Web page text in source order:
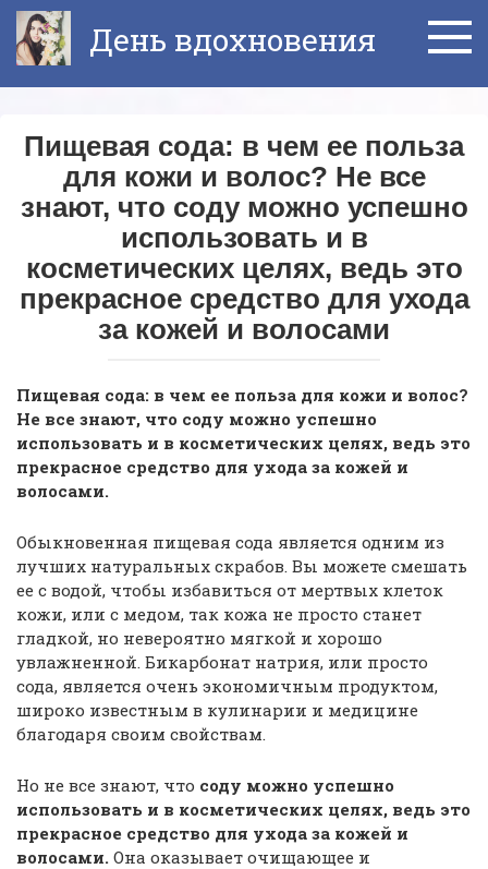
Перейти
контенту
День вдохновения
Пищевая сода: в чем ее польза
для кожи и волос? Не все
знают, что соду можно успешно
использовать и в
косметических целях, ведь это
прекрасное средство для ухода
за кожей и волосами
Пищевая сода: в чем ее польза для кожи и волос?
Не все знают, что соду можно успешно
использовать и в косметических целях, ведь это
прекрасное средство для ухода за кожей и
волосами.
Обыкновенная пищевая сода является одним из
лучших натуральных скрабов. Вы можете смешать
ее с водой, чтобы избавиться от мертвых клеток
кожи, или с медом, так кожа не просто станет
гладкой, но невероятно мягкой и хорошо
увлажненной. Бикарбонат натрия, или просто
сода, является очень экономичным продуктом,
широко известным в кулинарии и медицине
благодаря своим свойствам.
Но не все знают, что соду можно успешно
использовать и в косметических целях, ведь это
прекрасное средство для ухода за кожей и
волосами. Она оказывает очищающее и